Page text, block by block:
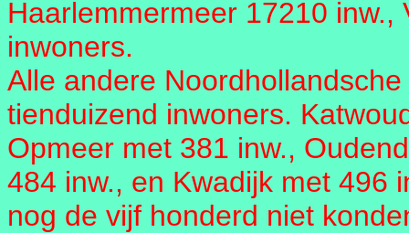
Haarlemmermeer 17210
inwoners.
Alle andere
tienduizend inwoners.
Opmeer met 381 inw.,
484 inw., en Kwadijk met 496
nog de vijf honderd niet